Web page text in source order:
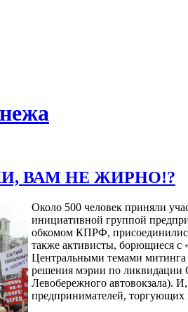
ВАМ НЕ ЖИРНО!?
Около 500 человек приняли
инициативной группой
обкомом КПРФ,
также активисты, борющиеся с
Центральными темами митинга
решения мэрии по ликвидации
Левобережного автовокзала).
предпринимателей, торгующих